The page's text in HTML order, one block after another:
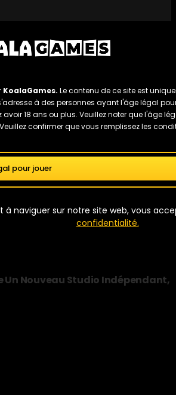
KoalaGames. Le contenu de ce site est
à des personnes ayant l'âge légal
avoir 18 ans ou plus. Veuillez noter que l'âge
confirmer que vous remplissez les
pour jouer
à naviguer sur notre site web, vous
confidentialité.
Un Nouveau Studio Indépendant,